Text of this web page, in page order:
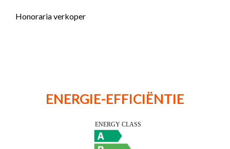
Honoraria verkoper
ENERGIE-EFFICIËNTIE